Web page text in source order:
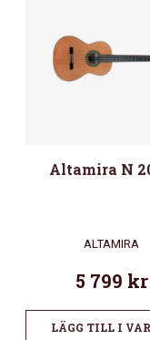
Altamira N
ALTAMIRA
5 799 kr
LÄGG TILL I